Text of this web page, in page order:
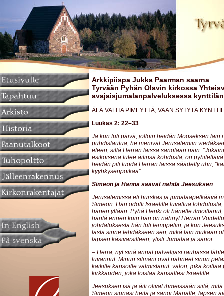
Arkkipiispa Jukka Paarman saarna
Tyrvään Pyhän Olavin kirkossa
avajaisjumalanpalveluksessa
ÄLÄ VALITA PIMEYTTÄ, VAAN SYTYTÄ
Luukas 2: 22–33
Ja kun tuli päivä, jolloin heidän Mooseksen lain
puhdistautua, he menivät Jerusalemiin
eteen, sillä Herran laissa sanotaan näin:
esikoisena tulee äitinsä kohdusta, on
heidän piti tuoda Herran laissa säädetty uhri,
kyyhkysenpoikaa".
Simeon ja Hanna saavat nähdä Jeesuksen
Jerusalemissa eli hurskas ja jumalaapelkäävä
Simeon. Hän odotti Israelille luvattua
hänen yllään. Pyhä Henki oli hänelle
häntä ennen kuin hän on nähnyt Herran
johdatuksesta hän tuli temppeliin, ja kun
lasta sinne tehdäkseen sen, mikä lain mukaan
lapsen käsivarsilleen, ylisti Jumalaa ja sanoi:
– Herra, nyt sinä annat palvelijasi rauhassa
luvannut. Minun silmäni ovat nähneet sinun
kaikille kansoille valmistanut: valon, joka koittaa
kirkkauden, joka loistaa kansallesi Israelille.
Jeesuksen isä ja äiti olivat ihmeissään siitä,
Simeon siunasi heitä ja sanoi Marialle, lapsen